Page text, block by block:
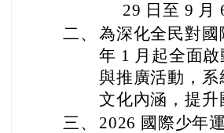
29 日至 9 月
二、 為深化全民對
年 1 月起全面
與推廣活動，
文化內涵，提
三、
2026 國際少年